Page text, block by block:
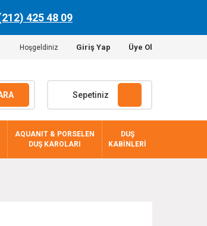
425 48 09
Hoşgeldiniz Giriş Yap Üye Ol
Sepetiniz
AQUANIT & PORSELEN
DUŞ KAROLARI
DUŞ
KABİNLERİ